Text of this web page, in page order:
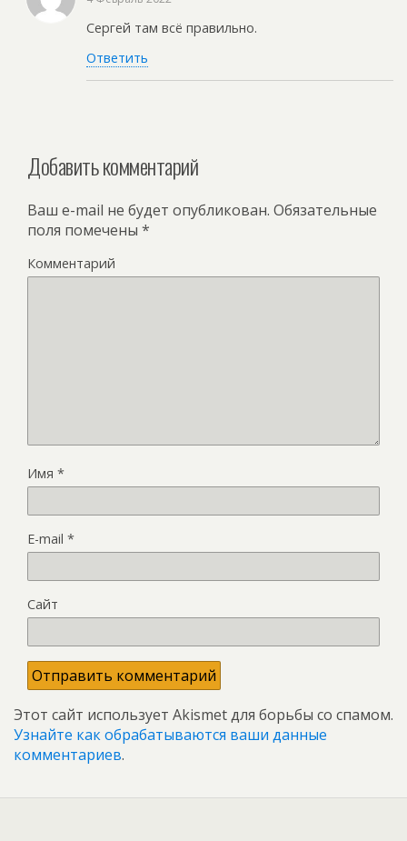
Сергей там всё правильно.
Ответить
Добавить комментарий
Ваш e-mail не будет опубликован. Обязательные
поля помечены *
Комментарий
Имя *
E-mail *
Сайт
Этот сайт использует Akismet для борьбы со спамом.
Узнайте как обрабатываются ваши данные
комментариев.